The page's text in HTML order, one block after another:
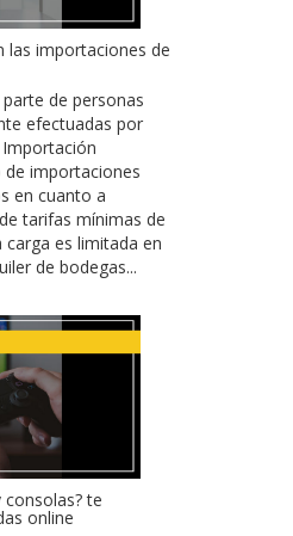
las importaciones de
de personas
efectuadas por
de importaciones
en cuanto a
tarifas mínimas de
es limitada en
de bodegas...
te
online